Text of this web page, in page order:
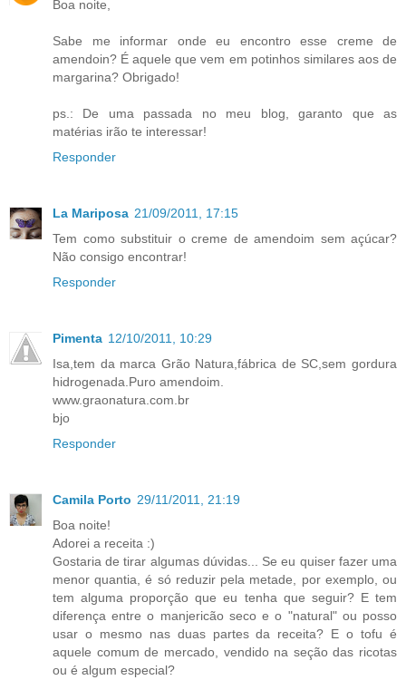
Boa noite,
Sabe me informar onde eu encontro esse creme de
amendoin? É aquele que vem em potinhos similares aos de
margarina? Obrigado!
ps.: De uma passada no meu blog, garanto que as
matérias irão te interessar!
Responder
La Mariposa 21/09/2011, 17:15
Tem como substituir o creme de amendoim sem açúcar?
Não consigo encontrar!
Responder
Pimenta 12/10/2011, 10:29
Isa,tem da marca Grão Natura,fábrica de SC,sem gordura
hidrogenada.Puro amendoim.
www.graonatura.com.br
bjo
Responder
Camila Porto 29/11/2011, 21:19
Boa noite!
Adorei a receita :)
Gostaria de tirar algumas dúvidas... Se eu quiser fazer uma
menor quantia, é só reduzir pela metade, por exemplo, ou
tem alguma proporção que eu tenha que seguir? E tem
diferença entre o manjericão seco e o "natural" ou posso
usar o mesmo nas duas partes da receita? E o tofu é
aquele comum de mercado, vendido na seção das ricotas
ou é algum especial?